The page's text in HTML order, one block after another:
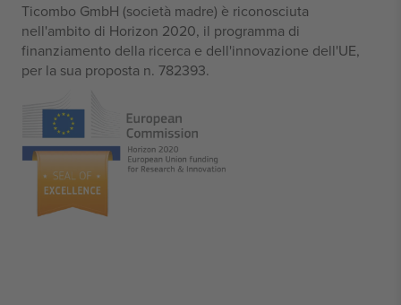
Ticombo GmbH (società madre) è riconosciuta
nell'ambito di Horizon 2020, il programma di
finanziamento della ricerca e dell'innovazione dell'UE,
per la sua proposta n. 782393.